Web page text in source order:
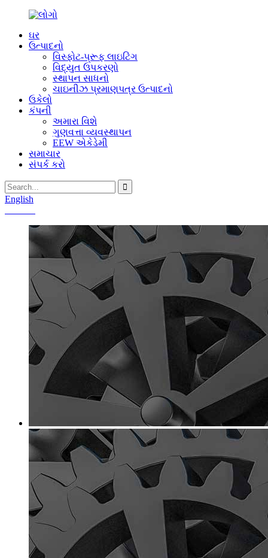
ઘર
ઉત્પાદનો
વિસ્ફોટ-પ્રૂફ લાઇટિંગ
વિદ્યુત ઉપકરણો
સ્થાપન સાધનો
ચાઇનીઝ પ્રમાણપત્ર ઉત્પાદનો
ઉકેલો
કંપની
અમારા વિશે
ગુણવત્તા વ્યવસ્થાપન
EEW એકેડેમી
સમાચાર
સંપર્ક કરો
English